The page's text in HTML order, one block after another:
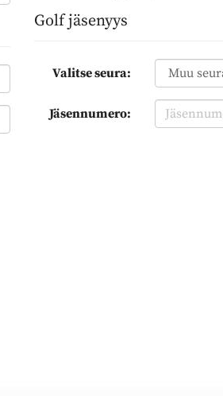
Golf jäsenyys
Valitse seura:
Jäsennumero: